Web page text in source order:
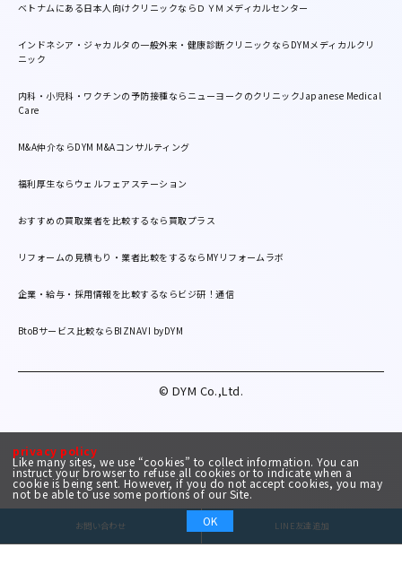
privacy policy
Like many sites, we use “cookies” to collect information. You can
instruct your browser to refuse all cookies or to indicate when a
cookie is being sent. However, if you do not accept cookies, you may
not be able to use some portions of our Site.
OK
お問い合わせ LINE友達追加
ベトナムにある日本人向けクリニックならＤＹＭメディカルセンター
インドネシア・ジャカルタの一般外来・健康診断クリニックならDYMメディカルクリ
ニック
内科・小児科・ワクチンの予防接種ならニューヨークのクリニックJapanese Medical
Care
M&A仲介ならDYM M&Aコンサルティング
福利厚生ならウェルフェアステーション
おすすめの買取業者を比較するなら買取プラス
リフォームの見積もり・業者比較をするならMYリフォームラボ
企業・給与・採用情報を比較するならビジ研！通信
BtoBサービス比較ならBIZNAVI byDYM
© DYM Co.,Ltd.